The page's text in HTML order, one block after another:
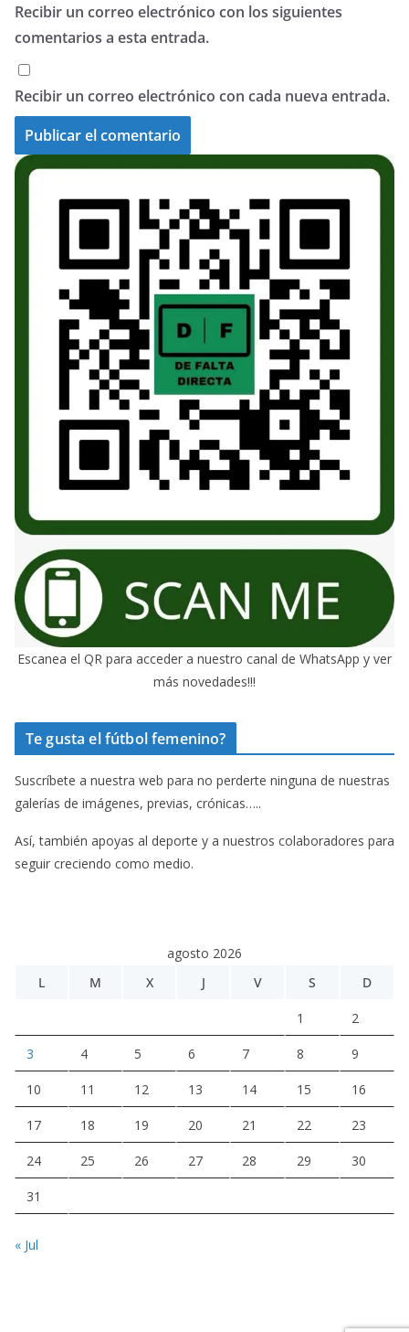
Recibir un correo electrónico con los siguientes
comentarios a esta entrada.
Recibir un correo electrónico con cada nueva entrada.
Escanea el QR para acceder a nuestro canal de WhatsApp y ver
más novedades!!!
Te gusta el fútbol femenino?
Suscríbete a nuestra web para no perderte ninguna de nuestras
galerías de imágenes, previas, crónicas…..
Así, también apoyas al deporte y a nuestros colaboradores para
seguir creciendo como medio.
agosto 2026
L
M X J V S D
1 2
3 4 5 6 7 8 9
10 11 12 13 14 15 16
17 18 19 20 21 22 23
24 25 26 27 28 29 30
31
« Jul